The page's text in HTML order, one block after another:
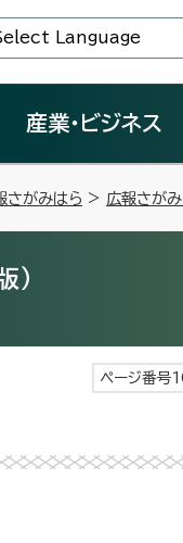
Language
産業・ビジネス
さがみはら > 広報さが
）
ページ番